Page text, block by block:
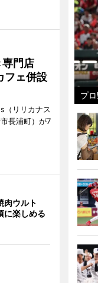
門店
フェ併設
（リリカナス
長浦町）が7
肉ウルト
楽しめる
プ